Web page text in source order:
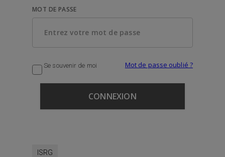
MOT DE PASSE
Se souvenir de moi Mot de passe oublié ?
ISRG